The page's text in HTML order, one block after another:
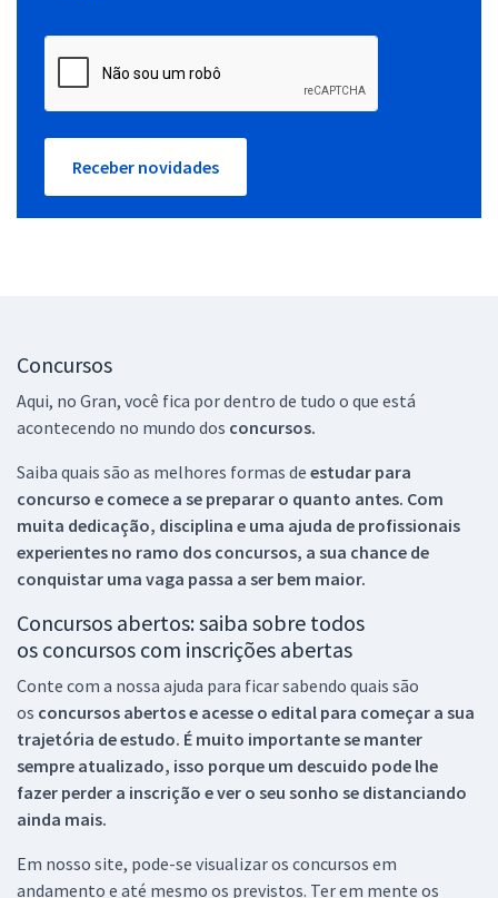
Receber novidades
Concursos
Aqui, no Gran, você fica por dentro de tudo o que está
acontecendo no mundo dos concursos.
Saiba quais são as melhores formas de estudar para
concurso e comece a se preparar o quanto antes. Com
muita dedicação, disciplina e uma ajuda de profissionais
experientes no ramo dos concursos, a sua chance de
conquistar uma vaga passa a ser bem maior.
Concursos abertos: saiba sobre todos
os concursos com inscrições abertas
Conte com a nossa ajuda para ficar sabendo quais são
os concursos abertos e acesse o edital para começar a sua
trajetória de estudo. É muito importante se manter
sempre atualizado, isso porque um descuido pode lhe
fazer perder a inscrição e ver o seu sonho se distanciando
ainda mais.
Em nosso site, pode-se visualizar os concursos em
andamento e até mesmo os previstos. Ter em mente os